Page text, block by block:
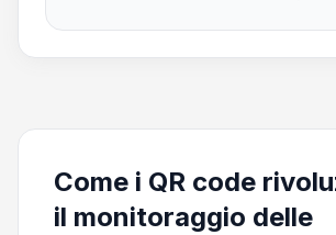
Come i QR code
il monitoraggio delle